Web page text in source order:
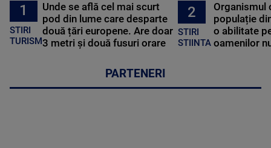
1
STIRI
TURISM
Unde se află cel mai scurt
pod din lume care desparte
două țări europene. Are doar
3 metri și două fusuri orare
2
STIRI
STIINTA
Organismul
populație
o abilitate
oamenilor
PARTENERI